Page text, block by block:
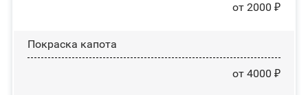
от 2000 ₽
Покраска капота
от 4000 ₽